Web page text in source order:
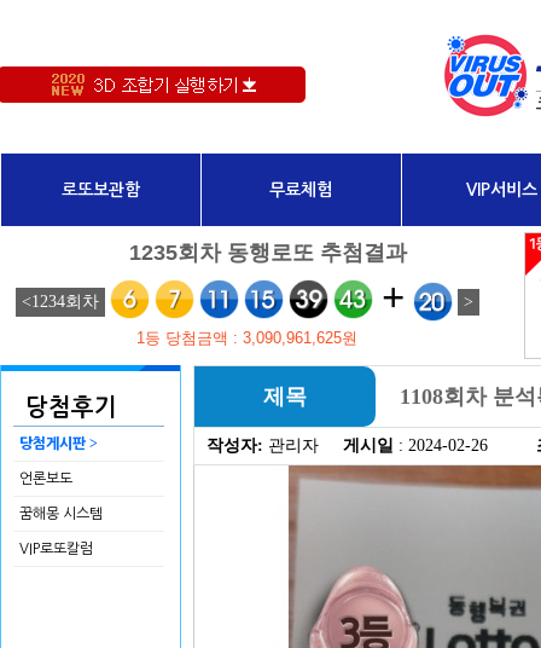
로또보관함 무료체험 VIP서비스
당첨후기
당첨게시판>
언론보도
꿈해몽 시스템
VIP로또칼럼
제목 1108회차 분
작성자: 관리자 게시일 : 2024-02-26